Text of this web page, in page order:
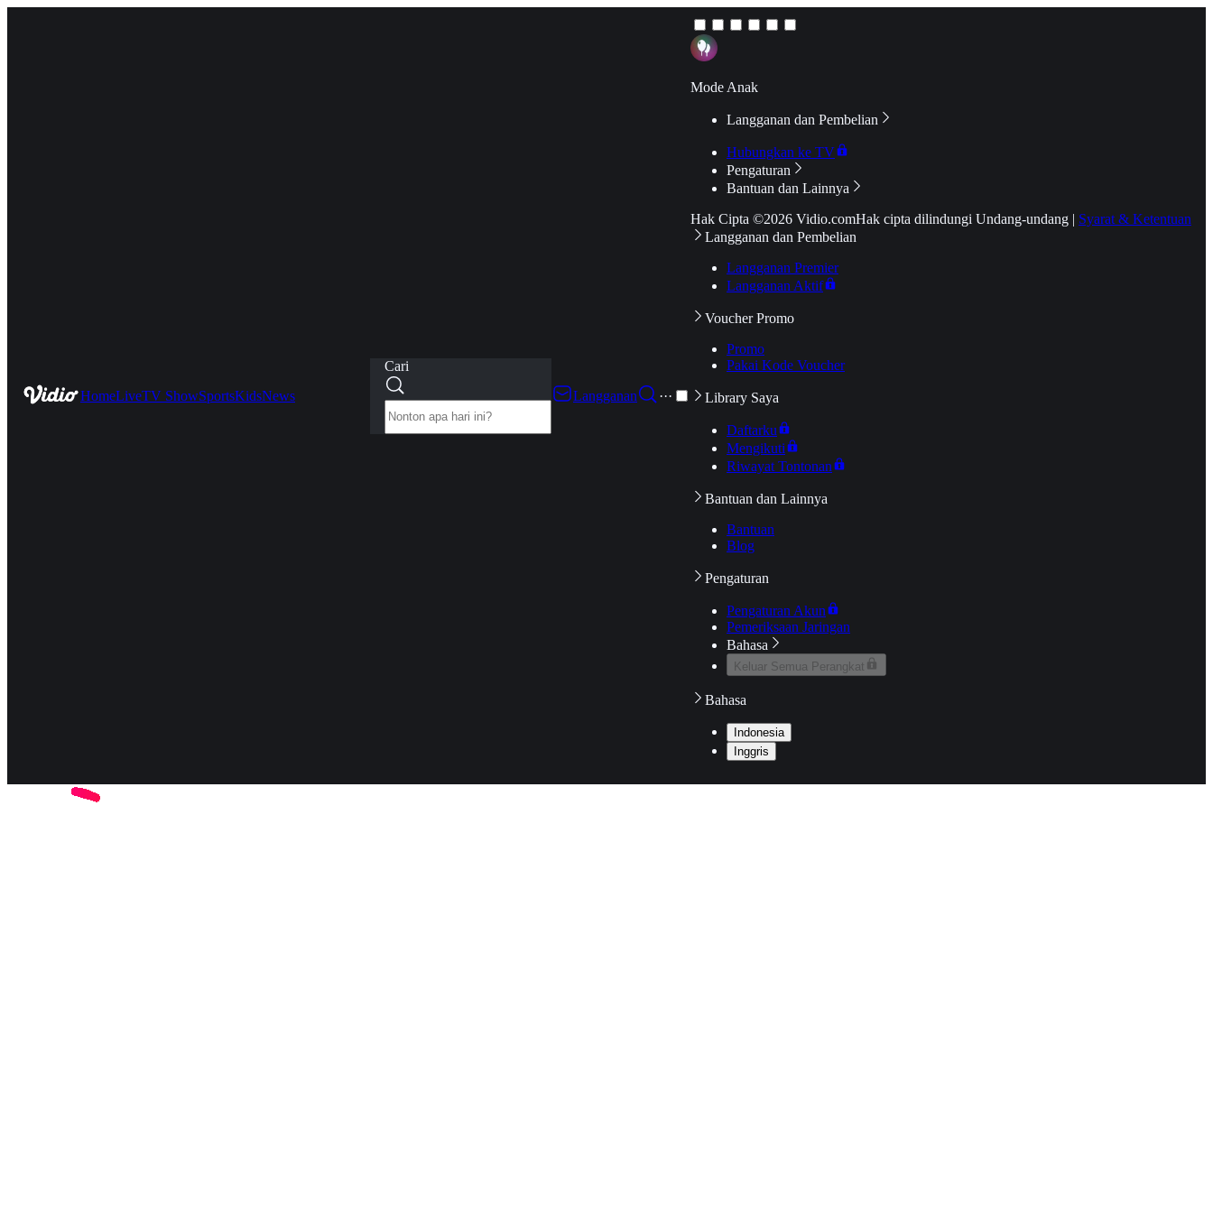
HomeLiveTV ShowSportsKidsNews
Cari
Langganan
···
Mode Anak
Langganan dan Pembelian
Hubungkan ke TV
Pengaturan
Bantuan dan Lainnya
Hak Cipta ©2026 Vidio.comHak cipta dilindungi Undang-undang | Syarat & Ketentuan
Langganan dan Pembelian
Langganan Premier
Langganan Aktif
Voucher Promo
Promo
Pakai Kode Voucher
Library Saya
Daftarku
Mengikuti
Riwayat Tontonan
Bantuan dan Lainnya
Bantuan
Blog
Pengaturan
Pengaturan Akun
Pemeriksaan Jaringan
Bahasa
Keluar Semua Perangkat
Bahasa
Indonesia
Inggris